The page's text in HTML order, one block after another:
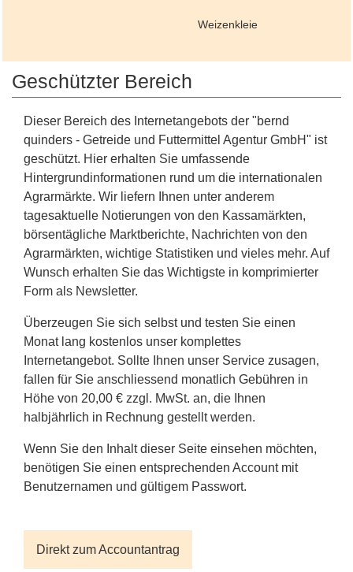
Weizenkleie
Geschützter Bereich
Dieser Bereich des Internetangebots der "bernd
quinders - Getreide und Futtermittel Agentur GmbH" ist
geschützt. Hier erhalten Sie umfassende
Hintergrundinformationen rund um die internationalen
Agrarmärkte. Wir liefern Ihnen unter anderem
tagesaktuelle Notierungen von den Kassamärkten,
börsentägliche Marktberichte, Nachrichten von den
Agrarmärkten, wichtige Statistiken und vieles mehr. Auf
Wunsch erhalten Sie das Wichtigste in komprimierter
Form als Newsletter.
Überzeugen Sie sich selbst und testen Sie einen
Monat lang kostenlos unser komplettes
Internetangebot. Sollte Ihnen unser Service zusagen,
fallen für Sie anschliessend monatlich Gebühren in
Höhe von 20,00 € zzgl. MwSt. an, die Ihnen
halbjährlich in Rechnung gestellt werden.
Wenn Sie den Inhalt dieser Seite einsehen möchten,
benötigen Sie einen entsprechenden Account mit
Benutzernamen und gültigem Passwort.
Direkt zum Accountantrag